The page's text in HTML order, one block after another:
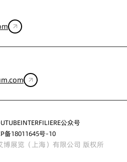
INTERFILIERE公众号
备18011645号-10
展览（上海）有限公司 版权所